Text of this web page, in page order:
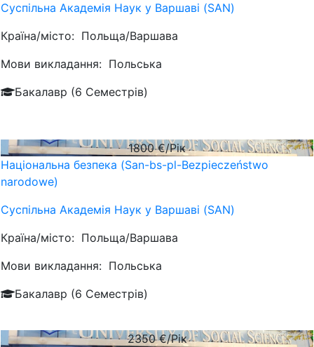
Суспільна Академія Наук у Варшаві (SAN)
Країна/місто: Польща/Варшава
Мови викладання: Польська
Бакалавр (6 Семестрів)
1800€/Рік
Національна безпека (San-bs-pl-Bezpieczeństwo
narodowe)
Суспільна Академія Наук у Варшаві (SAN)
Країна/місто: Польща/Варшава
Мови викладання: Польська
Бакалавр (6 Семестрів)
2350€/Рік